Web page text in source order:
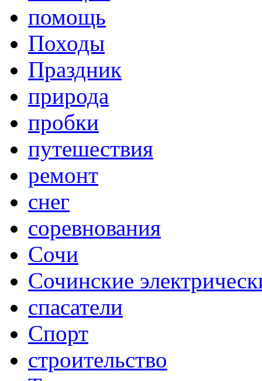
помощь
Походы
Праздник
природа
пробки
путешествия
ремонт
снег
соревнования
Сочи
Сочинские
спасатели
Спорт
строительство